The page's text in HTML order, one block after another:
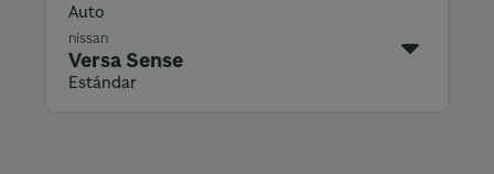
Auto
nissan
Versa Sense
Estándar